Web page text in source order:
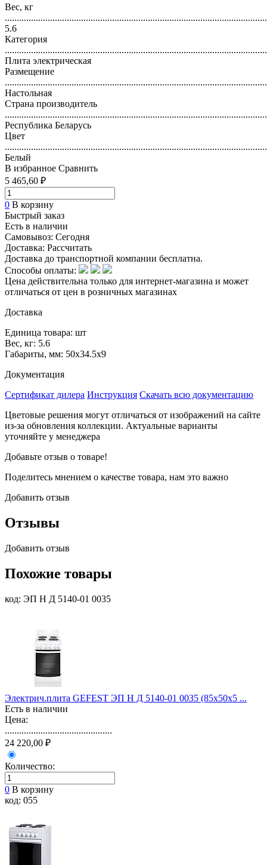
Вес, кг
5.6
Категория
Плита электрическая
Размещение
Настольная
Страна производитель
Республика Беларусь
Цвет
Белый
В избранное Сравнить
5 465,60 ₽
0 В корзину
Быстрый заказ
Есть в наличии
Самовывоз: Сегодня
Доставка: Рассчитать
Доставка до транспортной компании бесплатна.
Способы оплаты:
Цена действительна только для интернет-магазина и может
отличаться от цен в розничных магазинах
Доставка
Единица товара: шт
Вес, кг: 5.6
Габариты, мм: 50х34.5х9
Документация
Сертификат дилера Инструкция Скачать всю документацию
Цветовые решения могут отличаться от изображений на сайте
из-за обновления коллекции. Актуальные варианты
уточняйте у менеджера
Добавьте отзыв о товаре!
Поделитесь мнением о качестве товара, нам это важно
Добавить отзыв
Отзывы
Добавить отзыв
Похожие товары
код: ЭП Н Д 5140-01 0035
Электрич.плита GEFEST ЭП Н Д 5140-01 0035 (85х50х5 ...
Есть в наличии
Цена:
.............................................
24 220,00 ₽
Количество:
0 В корзину
код: 055